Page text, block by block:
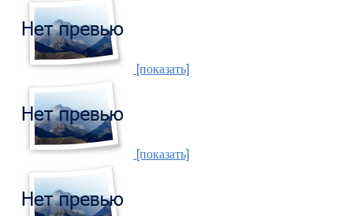
[показать]
[показать]